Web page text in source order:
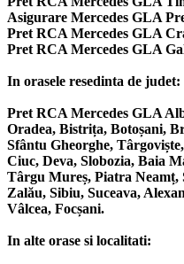
Asigurare Mercedes GLA
Pret RCA Mercedes GLA
Pret RCA Mercedes GLA
In orasele resedinta de judet:
Pret RCA Mercedes GLA
Oradea, Bistrița, Botoșani,
Sfântu Gheorghe,
Ciuc, Deva, Slobozia, Baia
Târgu Mureș, Piatra Neamț,
Zalău, Sibiu, Suceava,
Vâlcea, Focșani.
In alte orase si localitati: